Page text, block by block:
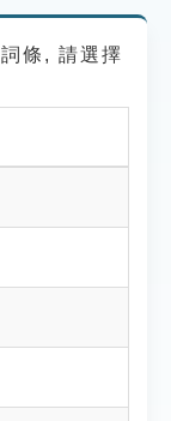
詞條, 請選擇